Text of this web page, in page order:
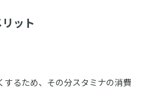
ット
するため、その分スタミナの消費